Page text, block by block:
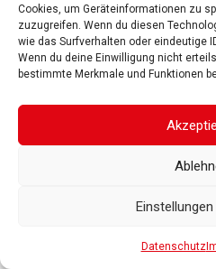
Cookies, um Geräteinformationen zu
zuzugreifen. Wenn du diesen
wie das Surfverhalten oder eindeutige
Wenn du deine Einwilligung nicht
bestimmte Merkmale und Funktionen
Datenschutz